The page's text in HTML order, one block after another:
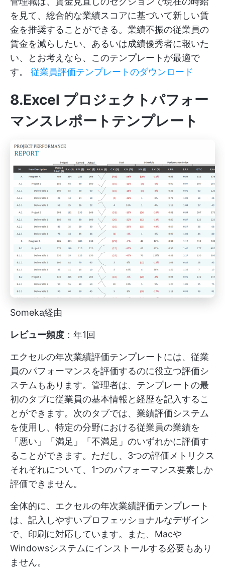
を見て、総合的な業績スコアに基づいて新しい賃
金を推奨することができる。業績不振の従業員の
賃金を減らしたい、あるいは成績優秀者に報いた
い、とお考えなら、このテンプレートが最適で
す。 従業員評価テンプレートのダウンロード
8.Excel プロジェクトパフォー
マンスレポートテンプレート
Someka経由
レビュー頻度 ：年1回
エクセルの年次業績評価テンプレートには、従業
員のパフォーマンスを評価するのに役立つ評価シ
ステムもあります。管理者は、テンプレートの最
初のタブに従業員の基本情報と経歴を記入するこ
とができます。次のタブでは、業績評価システム
を使用し、特定の分野における従業員の業績を
「悪い」「満足」「不満足」のいずれかに評価す
ることができます。ただし、3つの評価メトリクス
それぞれについて、1つのパフォーマンス要素しか
評価できません。
全体的に、エクセルの年次業績評価テンプレート
は、記入しやすいプロフェッショナルなデザイン
で、印刷に対応しています。また、Macや
Windowsシステムにインストールする必要もあり
ません。